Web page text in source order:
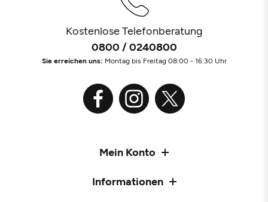
Kostenlose Telefonberatung
0800 / 0240800
Sie erreichen uns: Montag bis Freitag 08:00 - 16:30 Uhr
Mein Konto
Informationen